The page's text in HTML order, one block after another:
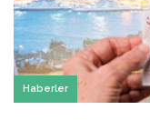
Haberler